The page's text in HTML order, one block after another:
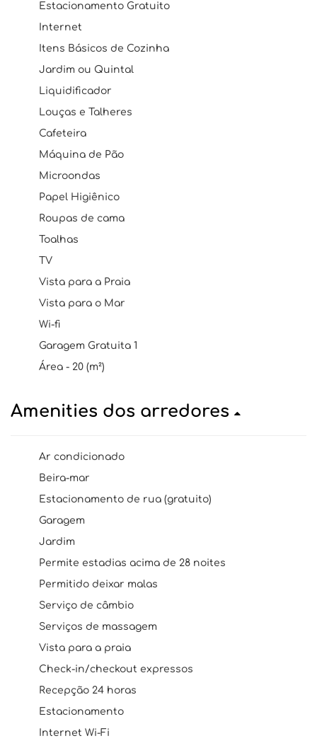
Estacionamento Gratuito
Internet
Itens Básicos de Cozinha
Jardim ou Quintal
Liquidificador
Louças e Talheres
Cafeteira
Máquina de Pão
Microondas
Papel Higiênico
Roupas de cama
Toalhas
TV
Vista para a Praia
Vista para o Mar
Wi-fi
Garagem Gratuita 1
Área - 20 (m²)
Amenities dos arredores
Ar condicionado
Beira-mar
Estacionamento de rua (gratuito)
Garagem
Jardim
Permite estadias acima de 28 noites
Permitido deixar malas
Serviço de câmbio
Serviços de massagem
Vista para a praia
Check-in/checkout expressos
Recepção 24 horas
Estacionamento
Internet Wi-Fi